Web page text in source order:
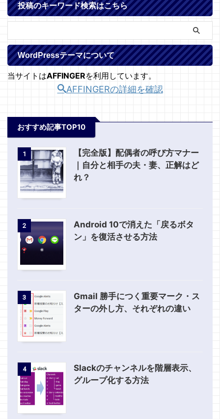
投稿のキーワード検索はこちら
WordPressテーマについて
当サイトはAFFINGERを利用しています。
AFFINGERの詳細を確認
おすすめ記事TOP10
1
【完全版】配偶者の呼び方マナー
｜自分と相手の夫・妻、正解はど
れ？
2
Android 10で消えた「戻るボタ
ン」を復活させる方法
3
Gmail 勝手につく重要マーク・ス
ターの外し方、それぞれの違い
4
Slackのチャンネルを階層表示、
グループ化する方法